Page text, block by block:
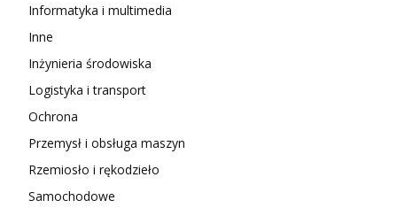
Informatyka i multimedia
Inne
Inżynieria środowiska
Logistyka i transport
Ochrona
Przemysł i obsługa maszyn
Rzemiosło i rękodzieło
Samochodowe